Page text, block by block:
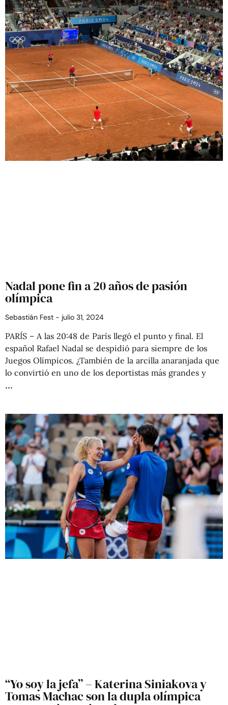
Nadal pone fin a 20 años de pasión
olímpica
Sebastián Fest julio 31, 2024
PARÍS – A las 20:48 de París llegó el punto y final. El
español Rafael Nadal se despidió para siempre de los
Juegos Olímpicos. ¿También de la arcilla anaranjada que
lo convirtió en uno de los deportistas más grandes y
“Yo soy la jefa” – Katerina Siniakova y
Tomas Machac son la dupla olímpica